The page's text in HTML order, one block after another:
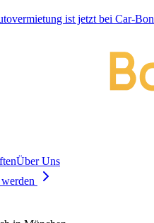
ist jetzt bei Car-
Über Uns